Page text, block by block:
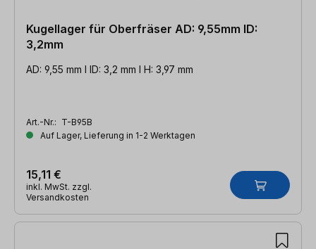
Kugellager für Oberfräser AD: 9,55mm ID:
3,2mm
AD: 9,55 mm l ID: 3,2 mm l H: 3,97 mm
Art.-Nr.: T-B95B
Auf Lager, Lieferung in 1-2 Werktagen
15,11 €
inkl. MwSt. zzgl.
Versandkosten